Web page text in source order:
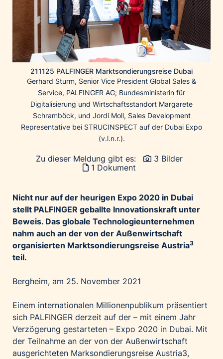
IT:U
JP Immobilien
JYSK
Kroatische Zentrale für Tourismus
List Holding Gruppe
Marble House
Mediaplus
Microsoft
Mondelēz Österreich
Ökopharm
Palfinger AG
Polestar
REXEL Austria
Starbucks
Tante Fanny
Vollpension
win2day
Wolt
211125 PALFINGER Marktsondierungsreise Dubai
Gerhard Sturm, Senior Vice President Global Sales &
Service, PALFINGER AG; Bundesministerin für
Digitalisierung und Wirtschaftsstandort Margarete
Schramböck, und Jordi Moll, Sales Development
Representative bei STRUCINSPECT auf der Dubai Expo
(v.l.n.r.).
Zu dieser Meldung gibt es:
3 Bilder
1 Dokument
Nicht nur auf der heurigen Expo 2020 in Dubai
stellt PALFINGER geballte Innovationskraft unter
Beweis. Das globale Technologieunternehmen
nahm auch an der von der Außenwirtschaft
organisierten Marktsondierungsreise Austria3
teil.
Bergheim, am 25. November 2021
Einem internationalen Millionenpublikum präsentiert
sich PALFINGER derzeit auf der – mit einem Jahr
Verzögerung gestarteten – Expo 2020 in Dubai. Mit
der Teilnahme an der von der Außenwirtschaft
ausgerichteten Marksondierungsreise Austria3,